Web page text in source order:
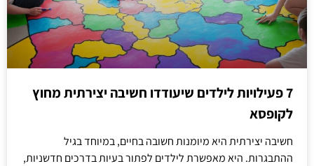
7 פעילויות לילדים שיעודדו חשיבה יצירתית מחוץ
לקופסא
חשיבה יצירתית היא מיומנות חשובה בחיים, במיוחד בגיל
ההתבגרות. היא מאפשרת לילדים לפתור בעיות בדרכים חדשניות,